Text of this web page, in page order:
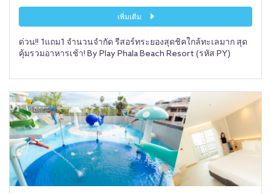
เพิ่มเติม
ด่วน!! 1แถม1 จำนวนจำกัด รีสอร์ทระยองสุดชิคใกล้ทะเลมาก สุด
คุ้มรวมอาหารเช้า! By Play Phala Beach Resort (รหัส PY)